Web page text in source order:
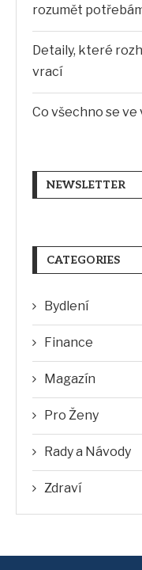
rozumět
Detaily, které
vrací
Co všechno se ve
NEWSLETTER
CATEGORIES
Bydlení
Finance
Magazín
Pro Ženy
Rady a Návody
Zdraví